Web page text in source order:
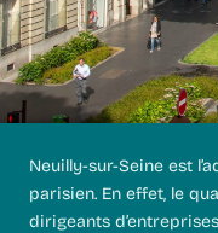
Neuilly-sur-Seine est
parisien. En effet, le
dirigeants